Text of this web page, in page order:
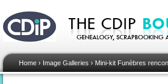
Home › Image Galleries › Mini-kit Funèbres